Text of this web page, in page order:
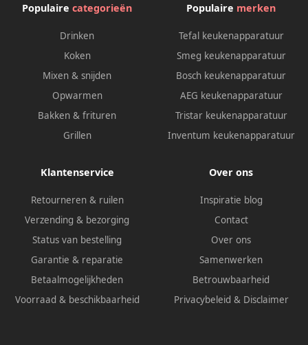
Populaire categorieën
Drinken
Koken
Mixen & snijden
Opwarmen
Bakken & frituren
Grillen
Populaire merken
Tefal keukenapparatuur
Smeg keukenapparatuur
Bosch keukenapparatuur
AEG keukenapparatuur
Tristar keukenapparatuur
Inventum keukenapparatuur
Klantenservice
Retourneren & ruilen
Verzending & bezorging
Status van bestelling
Garantie & reparatie
Betaalmogelijkheden
Voorraad & beschikbaarheid
Over ons
Inspiratie blog
Contact
Over ons
Samenwerken
Betrouwbaarheid
Privacybeleid & Disclaimer